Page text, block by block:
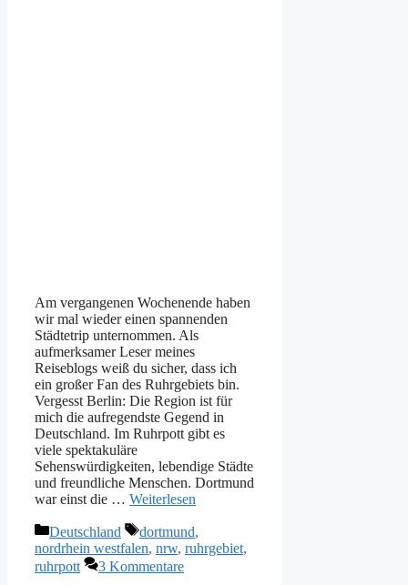
Am vergangenen Wochenende haben
wir mal wieder einen spannenden
Städtetrip unternommen. Als
aufmerksamer Leser meines
Reiseblogs weiß du sicher, dass ich
ein großer Fan des Ruhrgebiets bin.
Vergesst Berlin: Die Region ist für
mich die aufregendste Gegend in
Deutschland. Im Ruhrpott gibt es
viele spektakuläre
Sehenswürdigkeiten, lebendige Städte
und freundliche Menschen. Dortmund
war einst die … Weiterlesen
Kategorien
Deutschland Schlagwörter
dortmund,
nordrhein westfalen, nrw, ruhrgebiet,
ruhrpott
3 Kommentare